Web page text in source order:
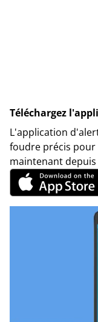
Téléchargez
L'application
foudre précis pour
maintenant depuis